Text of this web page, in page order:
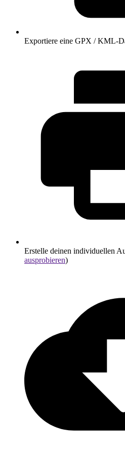
Exportiere eine GPX / KML-
Erstelle deinen individuellen
ausprobieren)